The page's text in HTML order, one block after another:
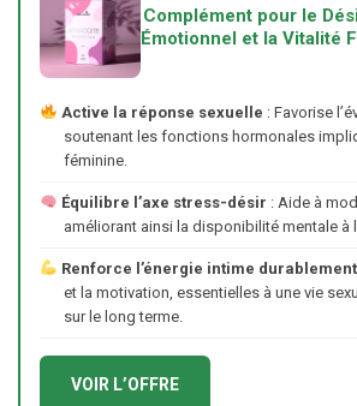
Complément pour le
Émotionnel et la Vitalité
Active la réponse sexuelle : Favorise
soutenant les fonctions hormonales
féminine.
Équilibre l’axe stress-désir : Aide à
améliorant ainsi la disponibilité mentale à
Renforce l’énergie intime durablement
et la motivation, essentielles à une vie
sur le long terme.
VOIR L’OFFRE